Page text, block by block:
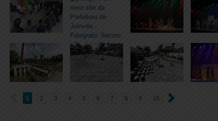
1 2 3 4 5 6 7 8 9 10